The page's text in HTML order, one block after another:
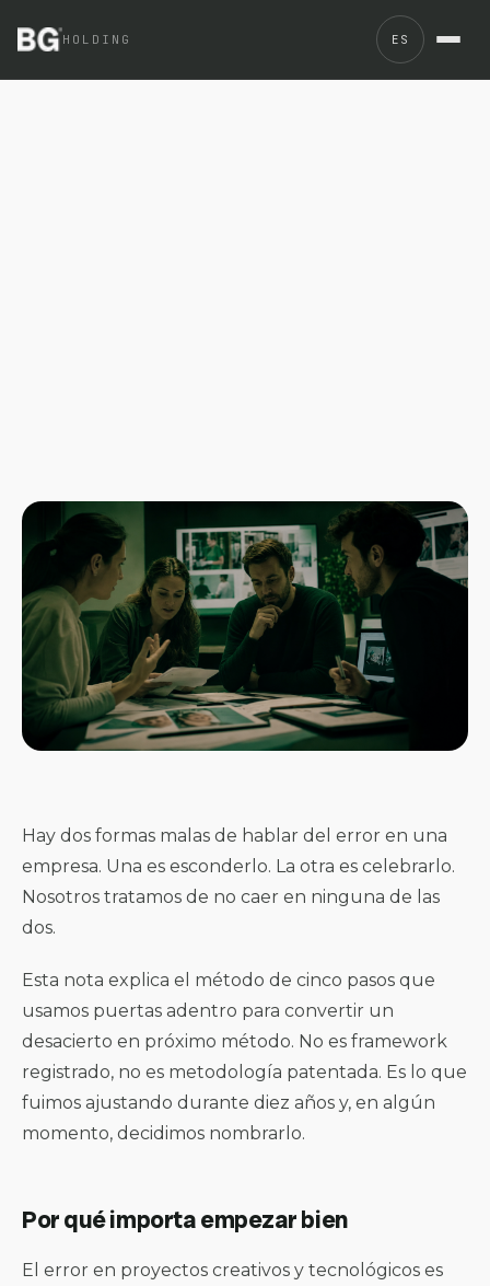
HOLDING ES
BGROUP, el holding tecno-creativo argentino, usa un
Hay dos formas malas de hablar del error en una
empresa. Una es esconderlo. La otra es celebrarlo.
Nosotros tratamos de no caer en ninguna de las
dos.
Esta nota explica el método de cinco pasos que
usamos puertas adentro para convertir un
desacierto en próximo método. No es framework
registrado, no es metodología patentada. Es lo que
fuimos ajustando durante diez años y, en algún
momento, decidimos nombrarlo.
Por qué importa empezar bien
El error en proyectos creativos y tecnológicos es